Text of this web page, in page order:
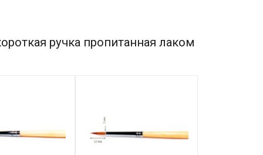
ручка пропитанная лаком